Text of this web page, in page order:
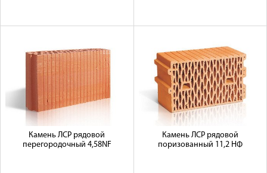
Камень ЛСР рядовой
перегородочный 4,58NF
Камень ЛСР рядовой
поризованный 11,2 НФ